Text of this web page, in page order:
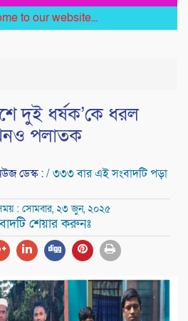
website...
দুই ধর্ষক’কে ধরল
পলাতক
ডেস্ক :/ ৩৩৩ বার এই সংবাদটি পড়া
: সোমবার, ২৩ জুন, ২০২৫
শেয়ার করুনঃ